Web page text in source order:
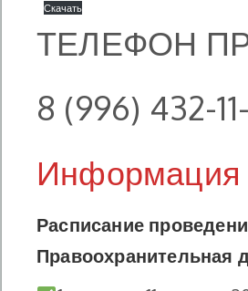
Скачать
ТЕЛЕФОН
8 (996) 432-
Информация
Расписание
Правоохранительная